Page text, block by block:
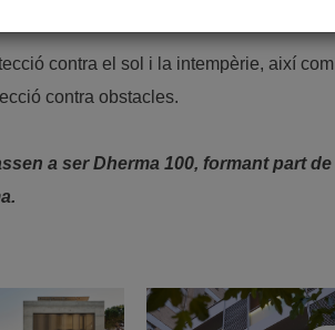
contra el sol i la intempèrie, així com
contra obstacles.
a ser Dherma 100, formant part de